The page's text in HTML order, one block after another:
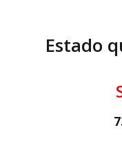
Estado